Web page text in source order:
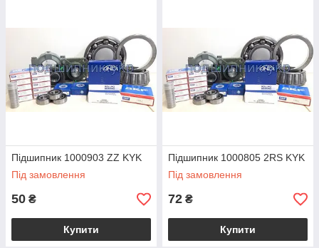
Підшипник 1000903 ZZ KYK
Під замовлення
50 ₴
Купити
Підшипник 1000805 2RS KYK
Під замовлення
72 ₴
Купити